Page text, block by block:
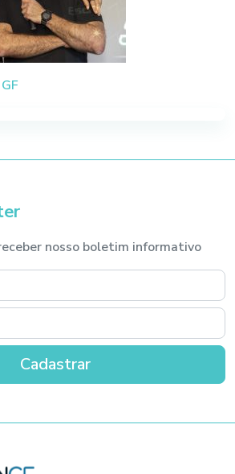
nosso boletim informativo